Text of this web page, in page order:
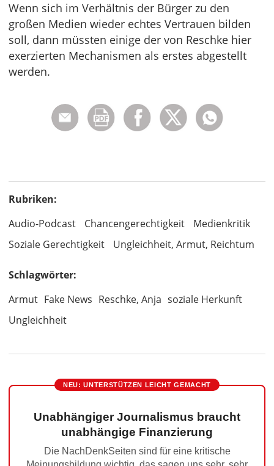
Wenn sich im Verhältnis der Bürger zu den
großen Medien wieder echtes Vertrauen bilden
soll, dann müssten einige der von Reschke hier
exerzierten Mechanismen als erstes abgestellt
werden.
Rubriken:
Audio-Podcast
Chancengerechtigkeit
Medienkritik
Soziale Gerechtigkeit
Ungleichheit, Armut, Reichtum
Schlagwörter:
Armut Fake News Reschke, Anja soziale Herkunft
Ungleichheit
NEU: UNTERSTÜTZEN LEICHT GEMACHT
Unabhängiger Journalismus braucht
unabhängige Finanzierung
Die NachDenkSeiten sind für eine kritische